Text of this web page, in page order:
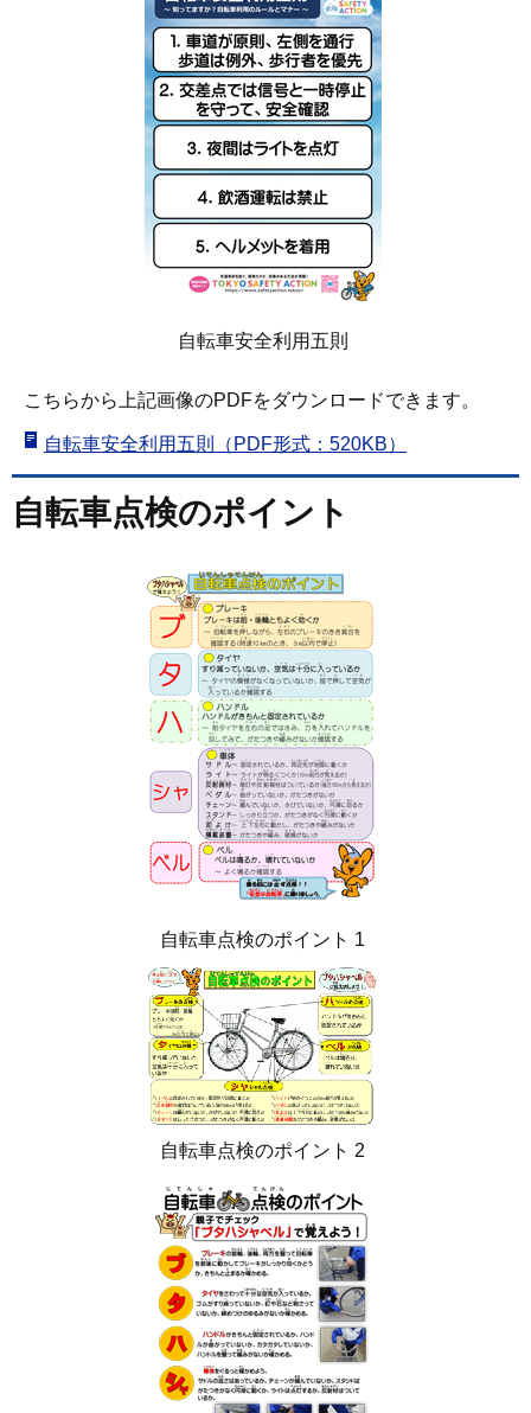
自転車安全利用五則
こちらから上記画像のPDFをダウンロードできます。
自転車安全利用五則（PDF形式：520KB）
自転車点検のポイント
自転車点検のポイント 1
自転車点検のポイント 2